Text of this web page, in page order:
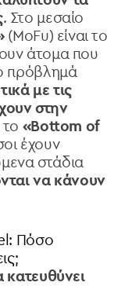
. Στο μεσαίο
(MoFu) είναι το
άτομα που
πρόβλημά
με τις
στην
«Bottom of
έχουν
στάδια
να κάνουν
Πόσο
κατευθύνει